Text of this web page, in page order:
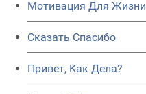
Мотивация Для Жизни
Сказать Спасибо
Привет, Как Дела?